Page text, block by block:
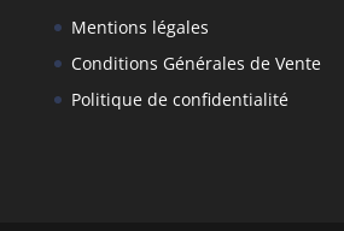
Mentions légales
Conditions Générales de Vente
Politique de confidentialité